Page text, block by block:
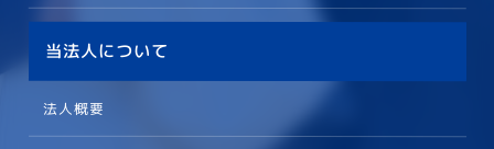
当法人について
法人概要